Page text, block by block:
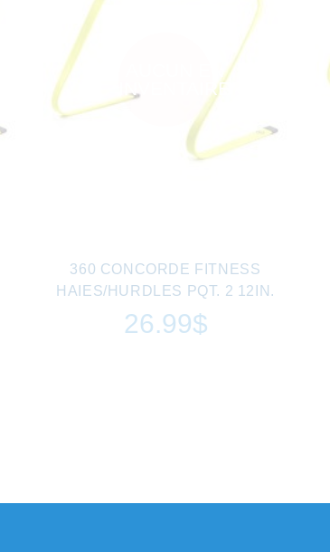
INVENTAIRE
360 CONCORDE FITNESS
HAIES/HURDLES PQT. 2 12IN.
26.99$